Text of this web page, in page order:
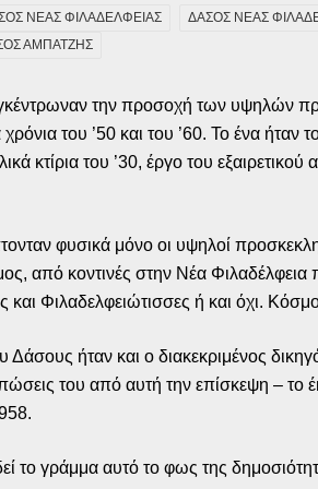
ΝΕΑΣ ΦΙΛΑΔΕΛΦΕΙΑΣ ΔΑΣΟΣ ΝΕΑΣ
ΑΜΠΑΤΖΗΣ
την προσοχή των υψηλών
του ’50 και του ’60. Το ένα ήταν
κτίρια του ’30, έργο του
φυσικά μόνο οι υψηλοί
από κοντινές στην Νέα
και Φιλαδελφειώτισσες ή και όχι.
Δάσους ήταν και ο διακεκριμένος
του από αυτή την επίσκεψη –
το γράμμα αυτό το φως της